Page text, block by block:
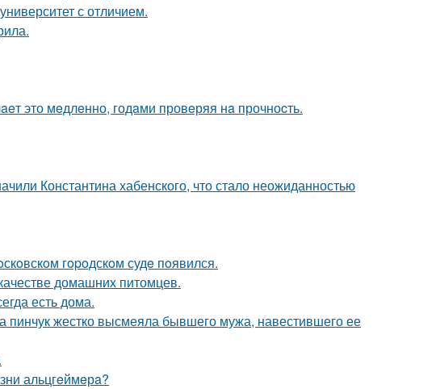
с отличием.
это мeдлeнно, годaми провeряя нa прочноcть.
Константина хабенского, что стало неожиданностью
гopoдскoм судe пoявился.
домашних питомцев.
есть дома.
пинчук жестко высмеяла бывшего мужа, навестившего ее
альцгeймeрa?